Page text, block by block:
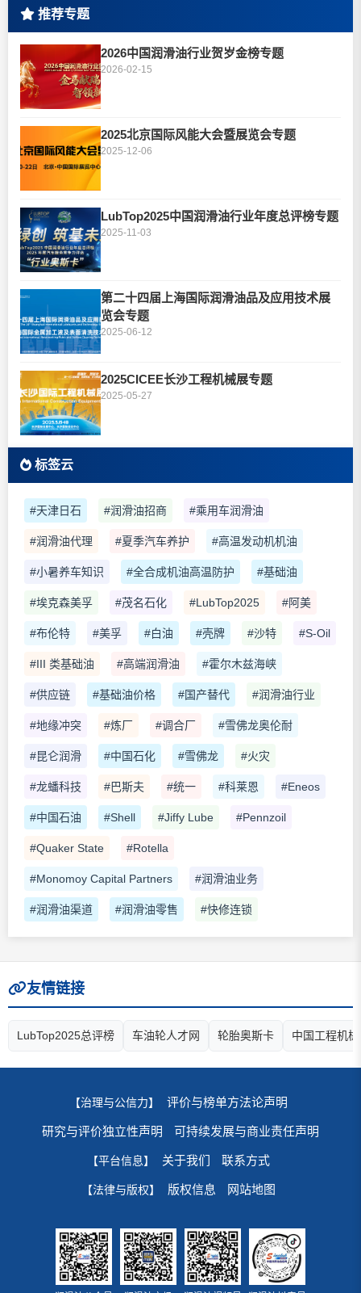
推荐专题
2026中国润滑油行业贺岁金榜专题
2026-02-15
2025北京国际风能大会暨展览会专题
2025-12-06
LubTop2025中国润滑油行业年度总评榜专题
2025-11-03
第二十四届上海国际润滑油品及应用技术展
览会专题
2025-06-12
2025CICEE长沙工程机械展专题
2025-05-27
标签云
#天津日石 #润滑油招商 #乘用车润滑油
#润滑油代理 #夏季汽车养护 #高温发动机机油
#小暑养车知识 #全合成机油高温防护 #基础油
#埃克森美孚 #茂名石化 #LubTop2025 #阿美
#布伦特 #美孚 #白油 #壳牌 #沙特 #S-Oil
#III 类基础油 #高端润滑油 #霍尔木兹海峡
#供应链 #基础油价格 #国产替代 #润滑油行业
#地缘冲突 #炼厂 #调合厂 #雪佛龙奥伦耐
#昆仑润滑 #中国石化 #雪佛龙 #火灾
#龙蟠科技 #巴斯夫 #统一 #科莱恩 #Eneos
#中国石油 #Shell #Jiffy Lube #Pennzoil
#Quaker State #Rotella
#Monomoy Capital Partners #润滑油业务
#润滑油渠道 #润滑油零售 #快修连锁
友情链接
LubTop2025总评榜 车油轮人才网 轮胎奥斯卡 中国工程机
【治理与公信力】 评价与榜单方法论声明
研究与评价独立性声明 可持续发展与商业责任声明
【平台信息】 关于我们 联系方式
【法律与版权】 版权信息 网站地图